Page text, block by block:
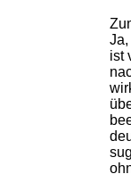
ist